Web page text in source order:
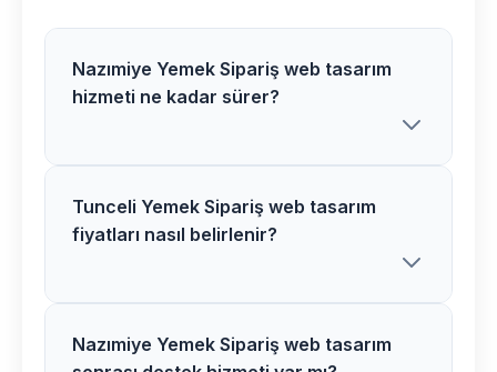
Nazımiye Yemek Sipariş web tasarım
hizmeti ne kadar sürer?
Göksoy Medya olarak Nazımiye
bölgesindeki Yemek Sipariş web
kapsamına göre süre değişiklik
Tunceli Yemek Sipariş web tasarım
fiyatları nasıl belirlenir?
Tunceli bölgesindeki Yemek Sipariş web
Nazımiye Yemek Sipariş web tasarım